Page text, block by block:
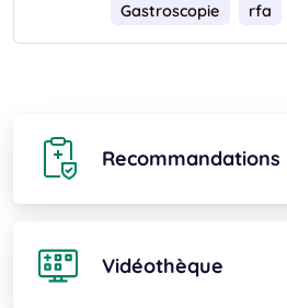
Gastroscopie
rfa
Recommandations
Vidéothèque